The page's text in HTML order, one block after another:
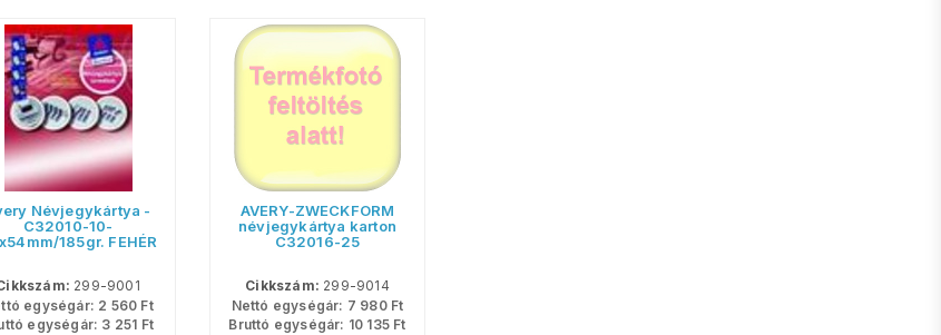
Névjegykártya -
C32010-10-
185gr. FEHÉR
299-9001
egységár: 2 560 Ft
egységár: 3 251 Ft
AVERY-ZWECKFORM
névjegykártya karton
C32016-25
Cikkszám: 299-9014
Nettó egységár: 7 980Ft
Bruttó egységár: 10 135 Ft